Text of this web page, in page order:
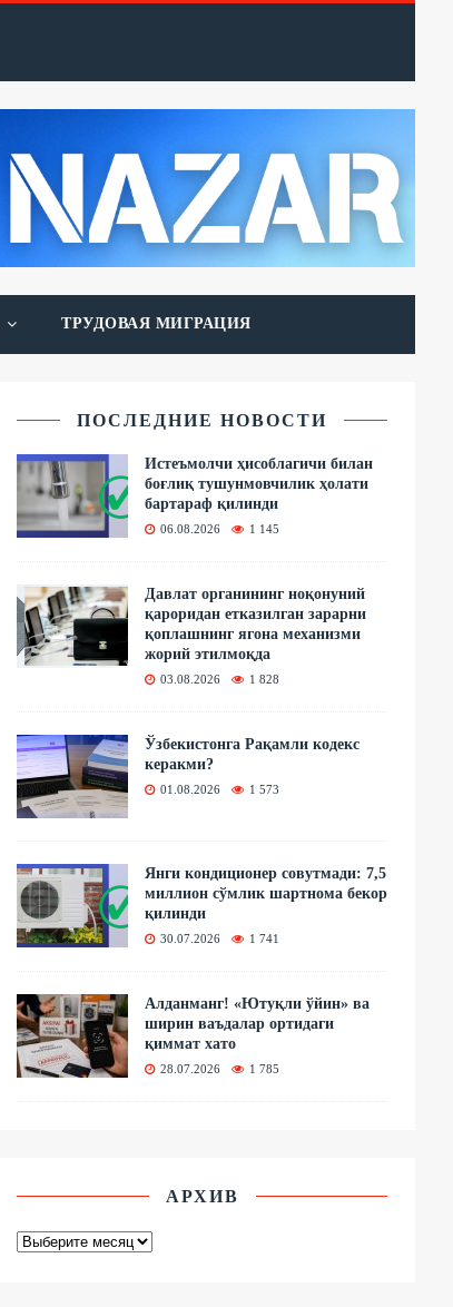
ТРУДОВАЯ МИГРАЦИЯ
ПОСЛЕДНИЕ НОВОСТИ
Истеъмолчи ҳисоблагичи билан
боғлиқ тушунмовчилик ҳолати
бартараф қилинди
06.08.2026 1 145
Давлат органининг ноқонуний
қароридан етказилган зарарни
қоплашнинг ягона механизми
жорий этилмоқда
03.08.2026 1 828
Ўзбекистонга Рақамли кодекс
керакми?
01.08.2026 1 573
Янги кондиционер совутмади: 7,5
миллион сўмлик шартнома бекор
қилинди
30.07.2026 1 741
Алданманг! «Ютуқли ўйин» ва
ширин ваъдалар ортидаги
қиммат хато
28.07.2026 1 785
АРХИВ